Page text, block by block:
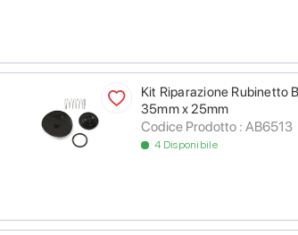
Kit Riparazione Rubinetto
35mm x 25mm
Codice Prodotto : AB6513
4 Disponibile